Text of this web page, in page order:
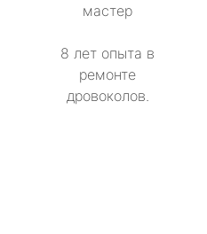
мастер
8 лет опыта в
ремонте
дровоколов.